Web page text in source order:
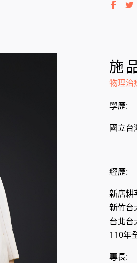
施
物理治
學歷:
國立台
經歷:
新店耕
新竹台
台北台
110年
專長: